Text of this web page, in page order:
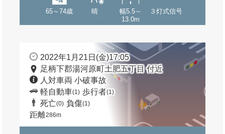
65～74歳 晴
幅5.5～
13.0m
３灯式信号
2022年1月21日(金)17:05
足柄下郡湯河原町土肥五丁目 付近
人対車両 小破事故
軽自動車(1) 歩行者(1)
死亡(0) 負傷(1)
距離286m